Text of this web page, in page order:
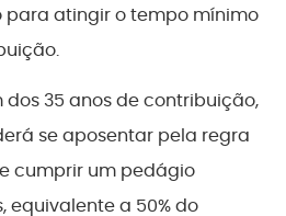
para atingir o tempo mínimo
dos 35 anos de contribuição,
se aposentar pela regra
cumprir um pedágio
equivalente a 50% do